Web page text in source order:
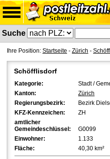
Suche
Ihre Position: Startseite - Zürich -
Schöfflisdorf
Kategorie:
Stadt /
Kanton:
Zürich
Regierungsbezirk:
Bezirk
KFZ-Kennzeichen:
ZH
amtlicher
Gemeindeschlüssel:
G0099
Einwohner:
1.133
Fläche:
40,30 km²